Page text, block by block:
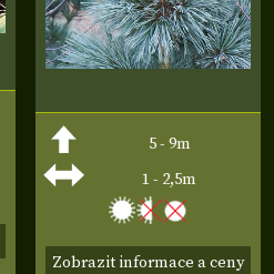
5 - 9m
1 - 2,5m
Zobrazit informace a ceny